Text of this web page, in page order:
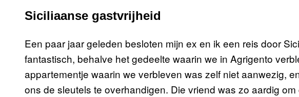
Siciliaanse gastvrijheid
Een paar jaar geleden besloten mijn ex en ik een reis door
fantastisch, behalve het gedeelte waarin we in Agrigento
appartementje waarin we verbleven was zelf niet aanwezig,
ons de sleutels te overhandigen. Die vriend was zo aardig